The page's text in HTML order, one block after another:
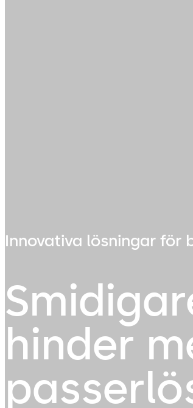
Innovativa lösningar för
hinder